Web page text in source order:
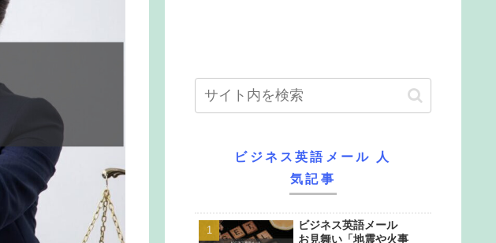
ビジネス英語メール 人
気記事
ビジネス英語メール
お見舞い「地震や火事